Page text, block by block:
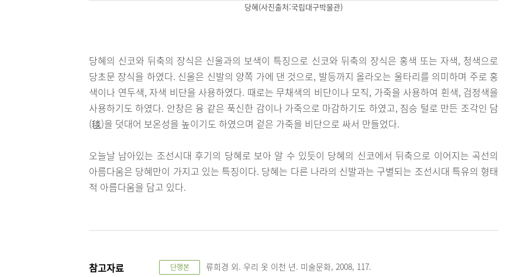
당혜(사진출처:국립대구박물관)
당혜의 신코와 뒤축의 장식은 신울과의 보색이 특징으로 신코와 뒤축의 장식은 홍색 또는 자색, 청색으로
당초문 장식을 하였다. 신울은 신발의 양쪽 가에 댄 것으로, 발등까지 올라오는 울타리를 의미하며 주로 홍
색이나 연두색, 자색 비단을 사용하였다. 때로는 무채색의 비단이나 모직, 가죽을 사용하여 흰색, 검정색을
사용하기도 하였다. 안창은 융 같은 푹신한 감이나 가죽으로 마감하기도 하였고, 짐승 털로 만든 조각인 담
(毯)을 덧대어 보온성을 높이기도 하였으며 겉은 가죽을 비단으로 싸서 만들었다.
오늘날 남아있는 조선시대 후기의 당혜로 보아 알 수 있듯이 당혜의 신코에서 뒤축으로 이어지는 곡선의
아름다움은 당혜만이 가지고 있는 특징이다. 당혜는 다른 나라의 신발과는 구별되는 조선시대 특유의 형태
적 아름다움을 담고 있다.
참고자료 단행본 류희경 외. 우리 옷 이천 년. 미술문화, 2008, 117.